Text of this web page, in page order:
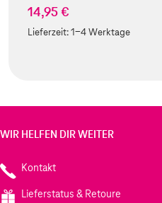
14,95 €
Lieferzeit:1-4 Werktage
WIR HELFEN DIR WEITER
Kontakt
Lieferstatus & Retoure